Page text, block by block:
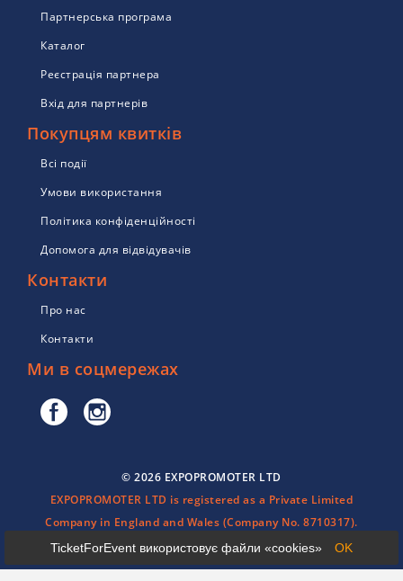
TicketForEvent використовує файли «cookies» OK
Партнерська програма
Каталог
Реєстрація партнера
Вхід для партнерів
Покупцям квитків
Всі події
Умови використання
Політика конфіденційності
Допомога для відвідувачів
Контакти
Про нас
Контакти
Ми в соцмережах
© 2026 EXPOPROMOTER LTD
EXPOPROMOTER LTD is registered as a Private Limited
Company in England and Wales (Company No. 8710317).